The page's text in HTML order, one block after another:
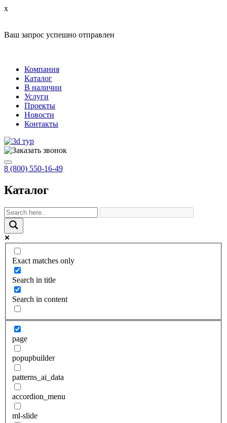
x
Ваш запрос успешно отправлен
Компания
Каталог
В наличии
Услуги
Проекты
Новости
Контакты
8 (800) 550-16-49
Каталог
Exact matches only
Search in title
Search in content
page
popupbuilder
patterns_ai_data
accordion_menu
ml-slide